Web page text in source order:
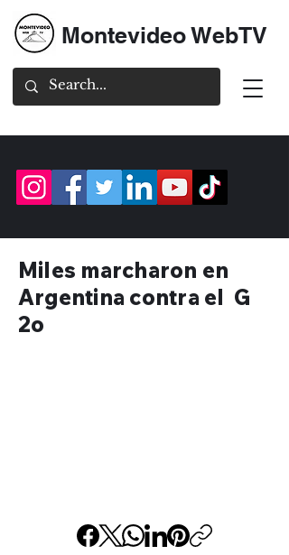
Montevideo WebTV
Miles marcharon en
Argentina contra el G
2o